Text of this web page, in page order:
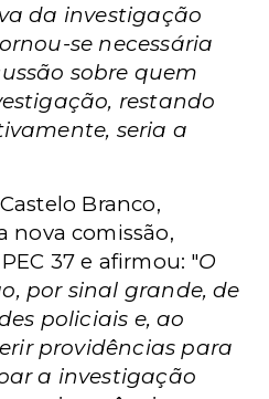
da investigação
se necessária
sobre quem
restando
seria a
Branco,
nova comissão,
37 e afirmou: "O
por sinal grande, de
policiais e, ao
providências para
a investigação